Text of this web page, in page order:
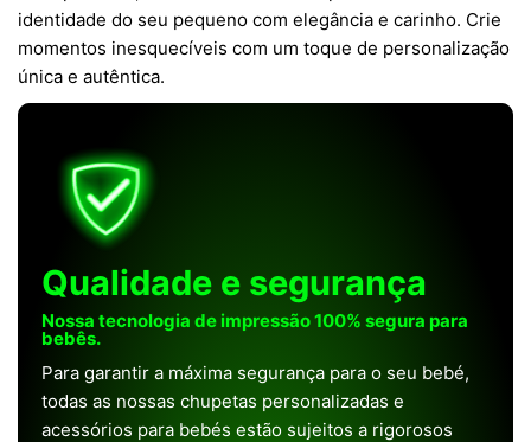
identidade do seu pequeno com elegância e carinho. Crie
momentos inesquecíveis com um toque de personalização
única e autêntica.
Qualidade e segurança
Nossa tecnologia de impressão 100% segura para
bebês.
Para garantir a máxima segurança para o seu bebé,
todas as nossas chupetas personalizadas e
acessórios para bebés estão sujeitos a rigorosos